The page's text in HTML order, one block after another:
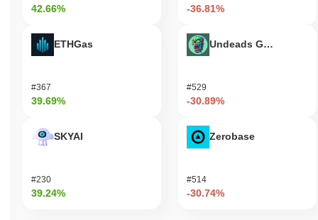
42.66%
ETHGas
#367
39.69%
SKYAI
#230
39.24%
-36.81%
Undeads Games
#529
-30.89%
Zerobase
#514
-30.74%